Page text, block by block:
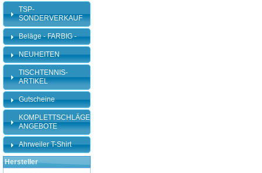
TSP-
SONDERVERKAUF
Beläge - FARBIG -
NEUHEITEN
TISCHTENNIS-
ARTIKEL
Gutscheine
KOMPLETTSCHLÄGER-
ANGEBOTE
Ahrweiler T-Shirt
Hersteller